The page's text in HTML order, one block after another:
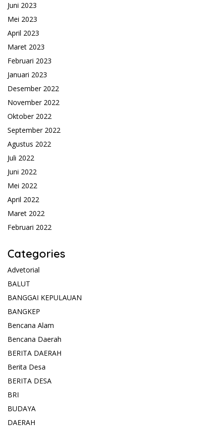
Juni 2023
Mei 2023
April 2023
Maret 2023
Februari 2023
Januari 2023
Desember 2022
November 2022
Oktober 2022
September 2022
Agustus 2022
Juli 2022
Juni 2022
Mei 2022
April 2022
Maret 2022
Februari 2022
Categories
Advetorial
BALUT
BANGGAI KEPULAUAN
BANGKEP
Bencana Alam
Bencana Daerah
BERITA DAERAH
Berita Desa
BERITA DESA
BRI
BUDAYA
DAERAH